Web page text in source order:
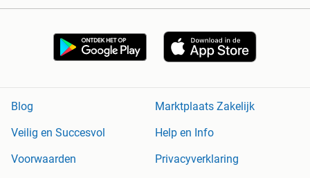
Blog
Marktplaats Zakelijk
Veilig en Succesvol
Help en Info
Voorwaarden
Privacyverklaring